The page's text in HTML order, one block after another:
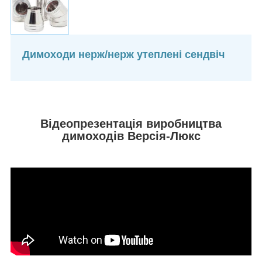
Димоходи нерж/нерж утеплені сендвіч
Відеопрезентація виробництва
димоходів Версія-Люкс